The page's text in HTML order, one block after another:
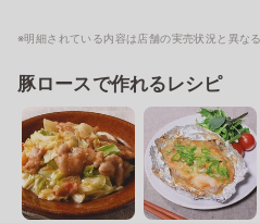
※明細されている内容は店舗の実売状況と異な
豚ロースで作れるレシピ